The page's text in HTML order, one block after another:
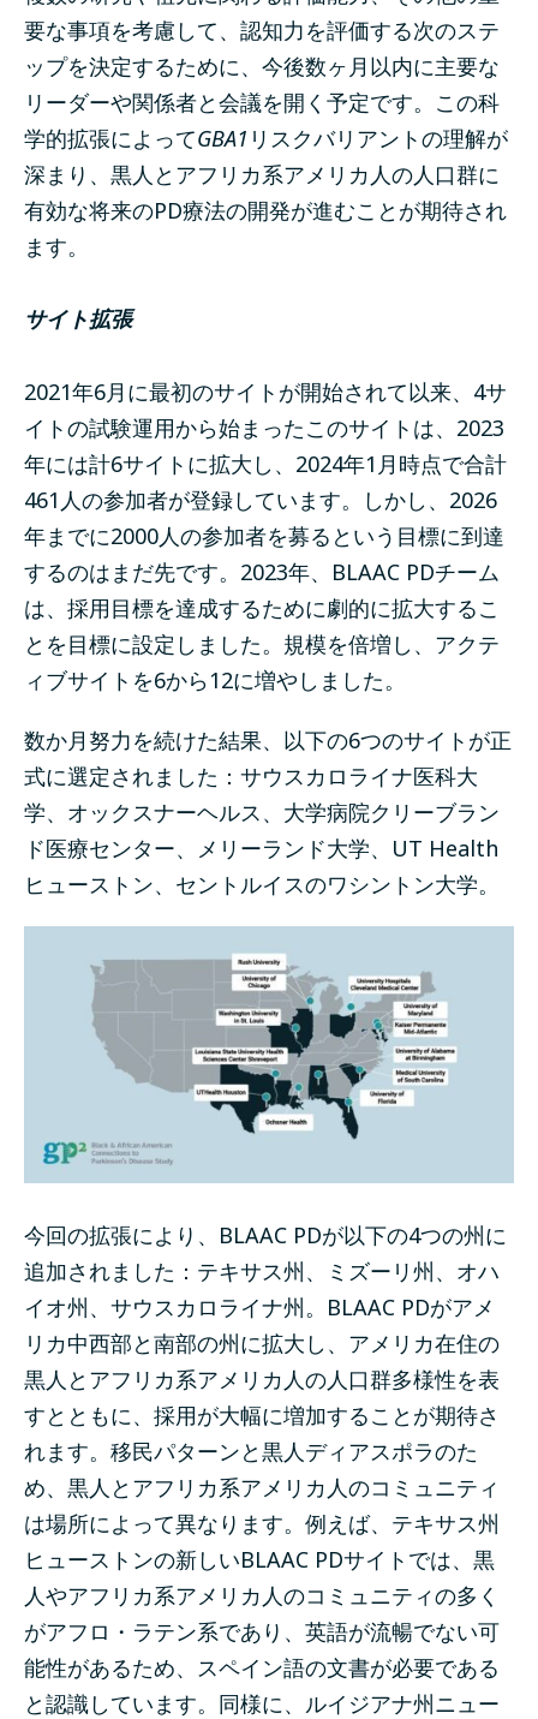
要な事項を考慮して、認知力を評価する次のステ
ップを決定するために、今後数ヶ月以内に主要な
リーダーや関係者と会議を開く予定です。この科
学的拡張によってGBA1 リスクバリアントの理解が
深まり、黒人とアフリカ系アメリカ人の人口群に
有効な将来のPD療法の開発が進むことが期待され
ます。
サイト拡張
2021年6月に最初のサイトが開始されて以来、4サ
イトの試験運用から始まったこのサイトは、2023
年には計6サイトに拡大し、2024年1月時点で合計
461人の参加者が登録しています。しかし、2026
年までに2000人の参加者を募るという目標に到達
するのはまだ先です。2023年、BLAAC PDチーム
は、採用目標を達成するために劇的に拡大するこ
とを目標に設定しました。規模を倍増し、アクテ
ィブサイトを6から12に増やしました。
数か月努力を続けた結果、以下の6つのサイトが正
式に選定されました：サウスカロライナ医科大
学、オックスナーヘルス、大学病院クリーブラン
ド医療センター、メリーランド大学、UT Health
ヒューストン、セントルイスのワシントン大学。
今回の拡張により、BLAAC PDが以下の4つの州に
追加されました：テキサス州、ミズーリ州、オハ
イオ州、サウスカロライナ州。BLAAC PDがアメ
リカ中西部と南部の州に拡大し、アメリカ在住の
黒人とアフリカ系アメリカ人の人口群多様性を表
すとともに、採用が大幅に増加することが期待さ
れます。移民パターンと黒人ディアスポラのた
め、黒人とアフリカ系アメリカ人のコミュニティ
は場所によって異なります。例えば、テキサス州
ヒューストンの新しいBLAAC PDサイトでは、黒
人やアフリカ系アメリカ人のコミュニティの多く
がアフロ・ラテン系であり、英語が流暢でない可
能性があるため、スペイン語の文書が必要である
と認識しています。同様に、ルイジアナ州ニュー